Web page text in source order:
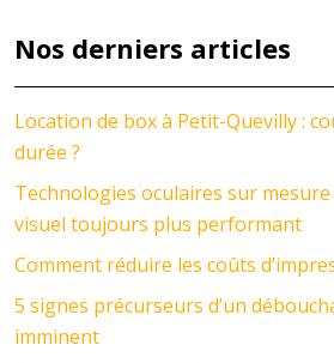
Nos derniers articles
Location de box à Petit-Quevilly :
durée ?
Technologies oculaires sur
visuel toujours plus performant
Comment réduire les coûts
5 signes précurseurs d’un
imminent